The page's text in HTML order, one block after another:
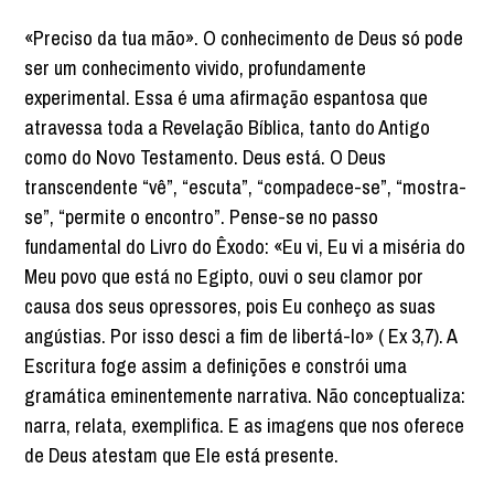
«Preciso da tua mão». O conhecimento de Deus só pode
ser um conhecimento vivido, profundamente
experimental. Essa é uma afirmação espantosa que
atravessa toda a Revelação Bíblica, tanto do Antigo
como do Novo Testamento. Deus está. O Deus
transcendente “vê”, “escuta”, “compadece-se”, “mostra-
se”, “permite o encontro”. Pense-se no passo
fundamental do Livro do Êxodo: «Eu vi, Eu vi a miséria do
Meu povo que está no Egipto, ouvi o seu clamor por
causa dos seus opressores, pois Eu conheço as suas
angústias. Por isso desci a fim de libertá-lo» ( Ex 3,7). A
Escritura foge assim a definições e constrói uma
gramática eminentemente narrativa. Não conceptualiza:
narra, relata, exemplifica. E as imagens que nos oferece
de Deus atestam que Ele está presente.